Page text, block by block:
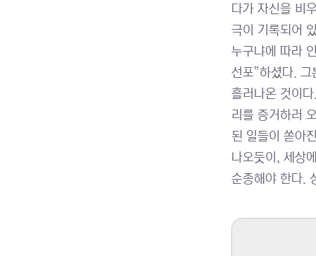
다가 자신을 비
극이 기록되어
누구냐에 따라
선포”하셨다.
흘러나온 것이
리를 증거하러
된 일들이 쏟아
나오듯이, 세상
순종해야 한다.